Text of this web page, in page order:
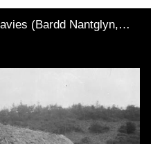
(Bardd Nantglyn,…